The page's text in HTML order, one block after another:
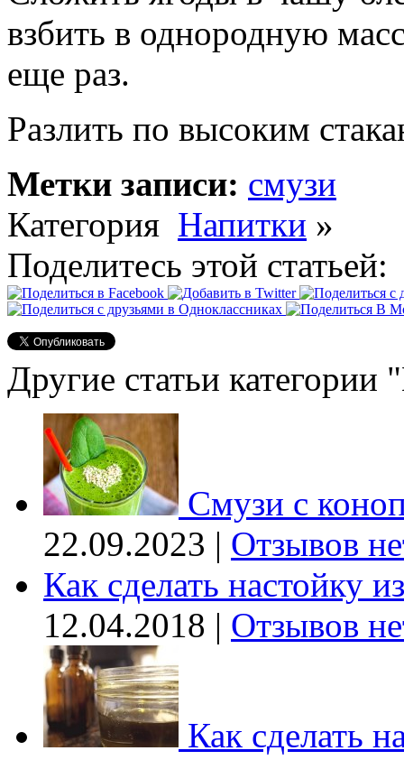
взбить в однородную
еще раз.
Разлить по высоким
Метки записи: смузи
Категория Напитки »
Поделитесь этой статьей:
Другие статьи категории
Смузи с
22.09.2023 | Отзывов
Как сделать настойку
12.04.2018 | Отзывов
Как сделать